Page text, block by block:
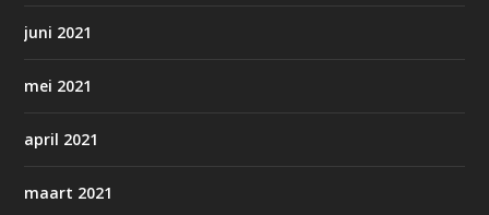
juni 2021
mei 2021
april 2021
maart 2021